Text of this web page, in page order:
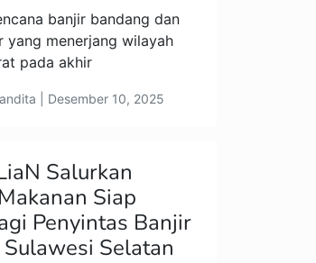
banjir bandang dan
yang menerjang wilayah
pada akhir
| Desember 10, 2025
Salurkan
Siap
Penyintas Banjir
Selatan